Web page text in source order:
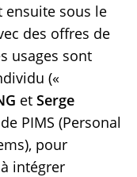
ensuite sous le
des offres de
usages sont
(«
et Serge
PIMS (Personal
pour
intégrer